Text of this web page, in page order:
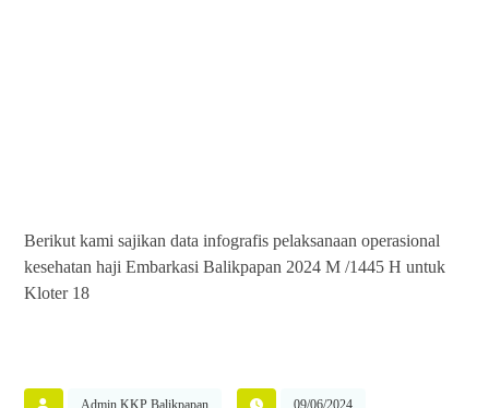
Berikut kami sajikan data infografis pelaksanaan operasional
kesehatan haji Embarkasi Balikpapan 2024 M /1445 H untuk
Kloter 18